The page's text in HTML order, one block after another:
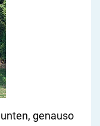
genauso